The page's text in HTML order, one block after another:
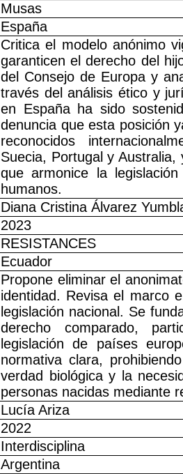
Musas
España
Critica el modelo anónimo
garanticen el derecho del
del Consejo de Europa y
través del análisis ético y
en España ha sido
denuncia que esta posición
reconocidos
Suecia, Portugal y
que armonice la
humanos.
Diana Cristina Álvarez
2023
RESISTANCES
Ecuador
Propone eliminar el
identidad. Revisa el marco
legislación nacional. Se
derecho comparado,
legislación de países
normativa clara,
verdad biológica y la
personas nacidas mediante
Lucía Ariza
2022
Interdisciplina
Argentina